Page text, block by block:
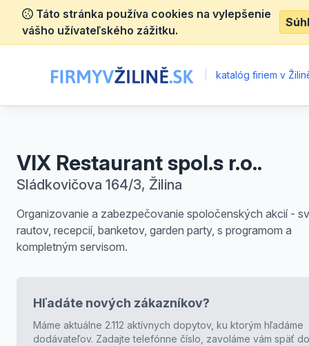
Táto stránka používa cookies na vylepšenie
vášho užívateľského zážitku.
katalóg firiem v
VIX Restaurant spol.s r.o..
Sládkovičova 164/3, Žilina
Organizovanie a zabezpečovanie spoločenských akcií -
rautov, recepcií, banketov, garden party, s programom a
kompletným servisom.
Hľadáte nových zákazníkov?
Máme aktuálne 2.112 aktívnych dopytov, ku ktorým hľadáme
dodávateľov. Zadajte telefónne číslo, zavoláme vám späť